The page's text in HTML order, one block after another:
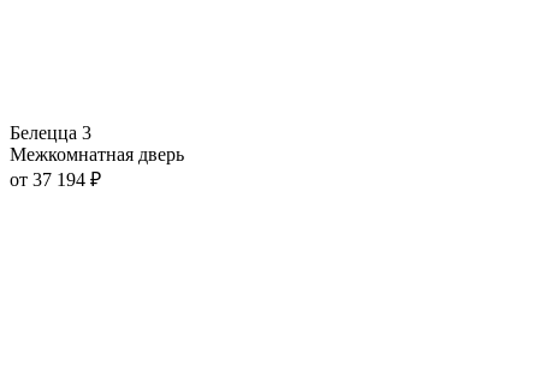
Белецца 3
Межкомнатная дверь
от 37 194 ₽